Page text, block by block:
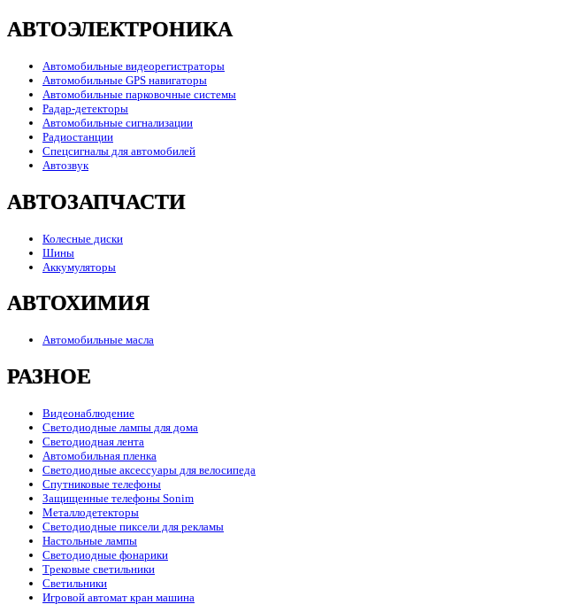
АВТОЭЛЕКТРОНИКА
Автомобильные видеорегистраторы
Автомобильные GPS навигаторы
Автомобильные парковочные системы
Радар-детекторы
Автомобильные сигнализации
Радиостанции
Спецсигналы для автомобилей
Автозвук
АВТОЗАПЧАСТИ
Колесные диски
Шины
Аккумуляторы
АВТОХИМИЯ
Автомобильные масла
РАЗНОЕ
Видеонаблюдение
Светодиодные лампы для дома
Светодиодная лента
Автомобильная пленка
Светодиодные аксессуары для велосипеда
Спутниковые телефоны
Защищенные телефоны Sonim
Металлодетекторы
Светодиодные пиксели для рекламы
Настольные лампы
Светодиодные фонарики
Трековые светильники
Светильники
Игровой автомат кран машина